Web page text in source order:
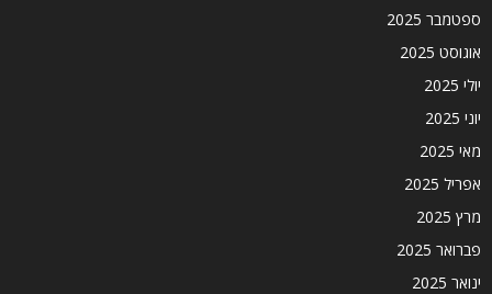
ספטמבר 2025
אוגוסט 2025
יולי 2025
יוני 2025
מאי 2025
אפריל 2025
מרץ 2025
פברואר 2025
ינואר 2025